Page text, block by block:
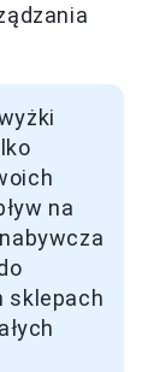
na
sklepach